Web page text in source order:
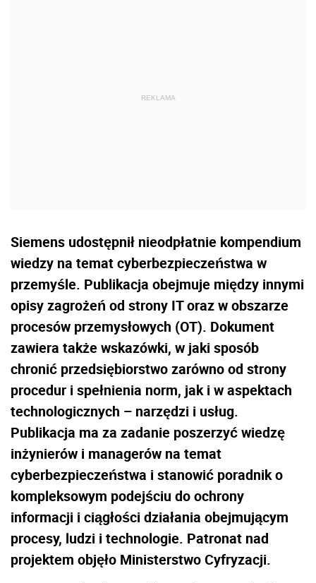
Siemens udostępnił nieodpłatnie kompendium
wiedzy na temat cyberbezpieczeństwa w
przemyśle. Publikacja obejmuje między innymi
opisy zagrożeń od strony IT oraz w obszarze
procesów przemysłowych (OT). Dokument
zawiera także wskazówki, w jaki sposób
chronić przedsiębiorstwo zarówno od strony
procedur i spełnienia norm, jak i w aspektach
technologicznych – narzędzi i usług.
Publikacja ma za zadanie poszerzyć wiedzę
inżynierów i managerów na temat
cyberbezpieczeństwa i stanowić poradnik o
kompleksowym podejściu do ochrony
informacji i ciągłości działania obejmującym
procesy, ludzi i technologie. Patronat nad
projektem objęło Ministerstwo Cyfryzacji.